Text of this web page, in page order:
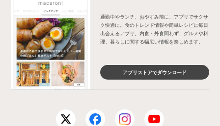
通勤中やランチ、おやすみ前に、アプリでサクサ
ク快適に。食のトレンド情報や簡単レシピに毎日
出会えるアプリ。内食・外食問わず、グルメや料
理、暮らしに関する幅広い情報を楽しめます。
アプリストアでダウンロード